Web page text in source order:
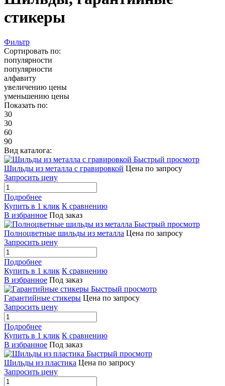
стикеры
Фильтр
Сортировать по:
популярности
популярности
алфавиту
увеличению цены
уменьшению цены
Показать по:
30
30
60
90
Вид каталога:
Быстрый просмотр
Шильды из металла с гравировкой Цена по запросу
Запросить цену
Подробнее
Купить в 1 клик К сравнению
В избранное Под заказ
Быстрый просмотр
Полноцветные шильды из металла Цена по запросу
Запросить цену
Подробнее
Купить в 1 клик К сравнению
В избранное Под заказ
Быстрый просмотр
Гарантийные стикеры Цена по запросу
Запросить цену
Подробнее
Купить в 1 клик К сравнению
В избранное Под заказ
Быстрый просмотр
Шильды из пластика Цена по запросу
Запросить цену